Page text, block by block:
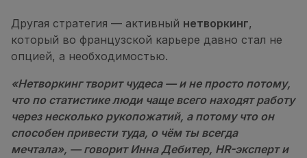
Другая стратегия — активный нетворкинг,
который во французской карьере давно стал не
опцией, а необходимостью.
«Нетворкинг творит чудеса — и не просто потому,
что по статистике люди чаще всего находят работу
через несколько рукопожатий, а потому что он
способен привести туда, о чём ты всегда
мечтала», — говорит Инна Дебитер, HR-эксперт и